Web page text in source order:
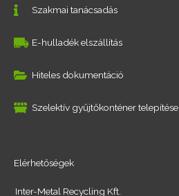
Szakmai tanácsadás
E-hulladék elszállítás
Hiteles dokumentáció
Szelektív gyűjtőkonténer telepítése
Elérhetőségek
Inter-Metal Recycling Kft.